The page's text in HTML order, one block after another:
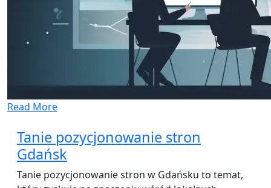
Read More
Tanie pozycjonowanie stron
Gdańsk
Tanie pozycjonowanie stron w Gdańsku to temat,